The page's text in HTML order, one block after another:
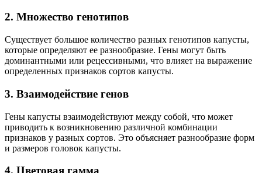
2. Множество генотипов
Существует большое количество разных генотипов капусты,
которые определяют ее разнообразие. Гены могут быть
доминантными или рецессивными, что влияет на выражение
определенных признаков сортов капусты.
3. Взаимодействие генов
Гены капусты взаимодействуют между собой, что может
приводить к возникновению различной комбинации
признаков у разных сортов. Это объясняет разнообразие форм
и размеров головок капусты.